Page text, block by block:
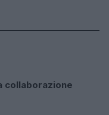
collaborazione